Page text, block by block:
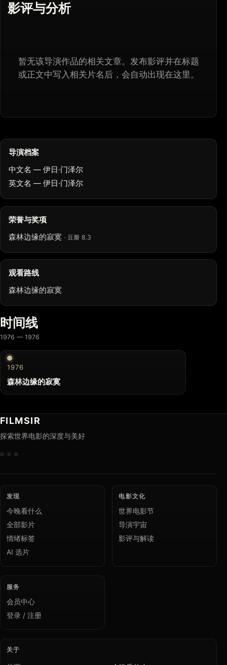
影评与分析
暂无该导演作品的相关文章。发布影评并在标题
或正文中写入相关片名后，会自动出现在这里。
导演档案
中文名 — 伊日·门泽尔
英文名 — 伊日·门泽尔
荣誉与奖项
森林边缘的寂寞 · 豆瓣 8.3
观看路线
森林边缘的寂寞
时间线
1976 — 1976
1976
森林边缘的寂寞
FILMSIR
探索世界电影的深度与美好
发现
今晚看什么
全部影片
情绪标签
AI 选片
电影文化
世界电影节
导演宇宙
影评与解读
服务
会员中心
登录 / 注册
关于